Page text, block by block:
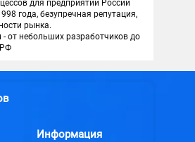
для предприятий России
года, безупречная репутация,
рынка.
от небольших разработчиков до
Информация